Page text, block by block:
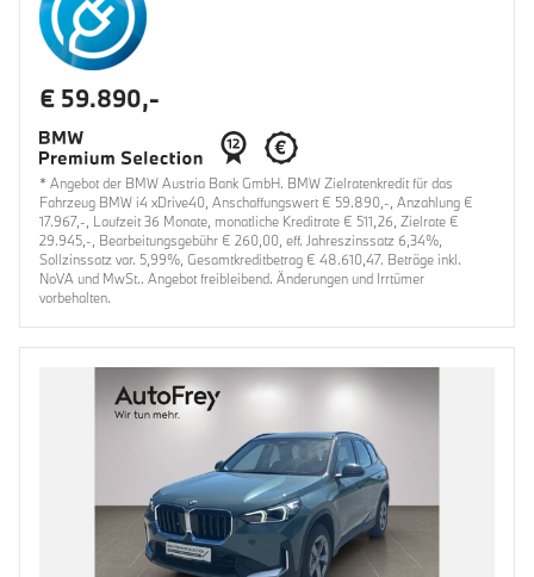
€ 59.890,-
* Angebot der BMW Austria Bank GmbH. BMW Zielratenkredit für das
Fahrzeug BMW i4 xDrive40, Anschaffungswert € 59.890,-, Anzahlung €
17.967,-, Laufzeit 36 Monate, monatliche Kreditrate € 511,26, Zielrate €
29.945,-, Bearbeitungsgebühr € 260,00, eff. Jahreszinssatz 6,34%,
Sollzinssatz var. 5,99%, Gesamtkreditbetrag € 48.610,47. Beträge inkl.
NoVA und MwSt.. Angebot freibleibend. Änderungen und Irrtümer
vorbehalten.